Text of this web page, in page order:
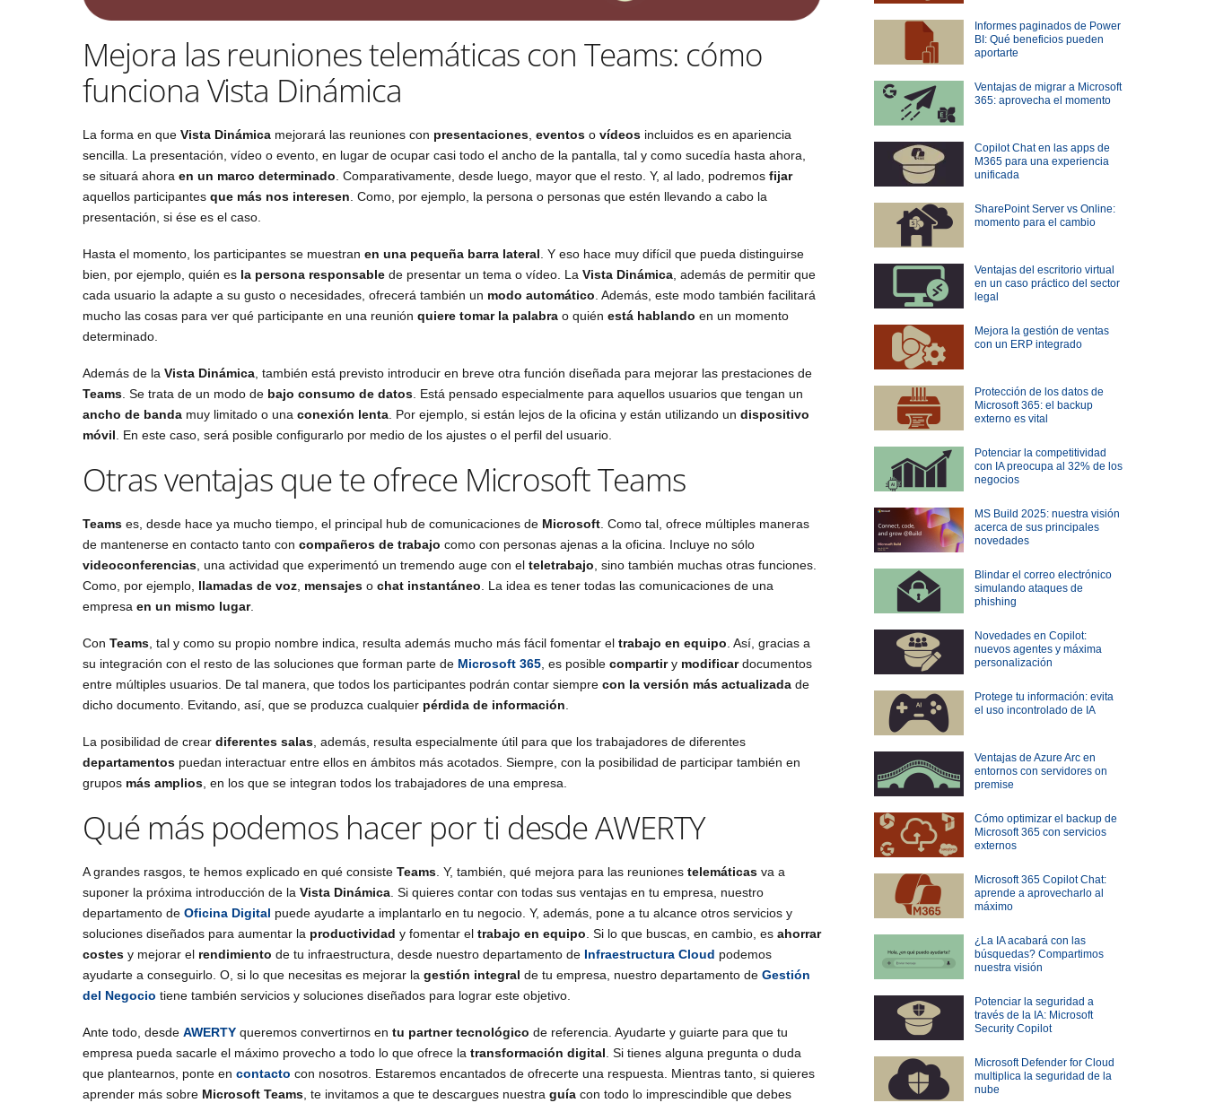
Mejora las reuniones telemáticas con Teams: cómo
funciona Vista Dinámica
La forma en que Vista Dinámica mejorará las reuniones con presentaciones eventos o vídeos incluidos es en apariencia
sencilla. La presentación, vídeo o evento, en lugar de ocupar casi todo el ancho de la pantalla, tal y como sucedía hasta ahora,
se situará ahora en un marco determinado . Comparativamente, desde luego, mayor que el resto. Y, al lado, podremos fijar
aquellos participantes que más nos interesen . Como, por ejemplo, la persona o personas que estén llevando a cabo la
presentación, si ése es el caso.
Hasta el momento, los participantes se muestran en una pequeña barra lateral . Y eso hace muy difícil que pueda distinguirse
bien, por ejemplo, quién es la persona responsable de presentar un tema o vídeo. La Vista Dinámica , además de permitir que
cada usuario la adapte a su gusto o necesidades, ofrecerá también un modo automático . Además, este modo también facilitará
mucho las cosas para ver qué participante en una reunión quiere tomar la palabra o quién está hablando en un momento
determinado.
Además de la Vista Dinámica , también está previsto introducir en breve otra función diseñada para mejorar las prestaciones de
Teams . Se trata de un modo de bajo consumo de datos . Está pensado especialmente para aquellos usuarios que tengan un
ancho de banda muy limitado o una conexión lenta . Por ejemplo, si están lejos de la oficina y están utilizando un dispositivo
móvil . En este caso, será posible configurarlo por medio de los ajustes o el perfil del usuario.
Otras ventajas que te ofrece Microsoft Teams
Teams es, desde hace ya mucho tiempo, el principal hub de comunicaciones de Microsoft . Como tal, ofrece múltiples maneras
de mantenerse en contacto tanto con compañeros de trabajo como con personas ajenas a la oficina. Incluye no sólo
videoconferencias , una actividad que experimentó un tremendo auge con el teletrabajo , sino también muchas otras funciones.
Como, por ejemplo, llamadas de voz mensajes o chat instantáneo . La idea es tener todas las comunicaciones de una
empresa en un mismo lugar.
Con Teams , tal y como su propio nombre indica, resulta además mucho más fácil fomentar el trabajo en equipo . Así, gracias a
su integración con el resto de las soluciones que forman parte de Microsoft 365 , es posible compartiry modificardocumentos
entre múltiples usuarios. De tal manera, que todos los participantes podrán contar siempre con la versión más actualizada de
dicho documento. Evitando, así, que se produzca cualquier pérdida de información
La posibilidad de crear diferentes salas , además, resulta especialmente útil para que los trabajadores de diferentes
departamentos puedan interactuar entre ellos en ámbitos más acotados. Siempre, con la posibilidad de participar también en
grupos más amplios , en los que se integran todos los trabajadores de una empresa.
Qué más podemos hacer por ti desde AWERTY
A grandes rasgos, te hemos explicado en qué consiste Teams . Y, también, qué mejora para las reuniones telemáticas va a
suponer la próxima introducción de la Vista Dinámica . Si quieres contar con todas sus ventajas en tu empresa, nuestro
departamento de Oficina Digital puede ayudarte a implantarlo en tu negocio. Y, además, pone a tu alcance otros servicios y
soluciones diseñados para aumentar la productividad y fomentar el trabajo en equipo . Si lo que buscas, en cambio, es ahorrar
costes y mejorar el rendimiento de tu infraestructura, desde nuestro departamento de Infraestructura Cloud podemos
ayudarte a conseguirlo. O, si lo que necesitas es mejorar la gestión integral de tu empresa, nuestro departamento de Gestión
del Negocio tiene también servicios y soluciones diseñados para lograr este objetivo.
Ante todo, desde AWERTY queremos convertirnos en tu partner tecnológico de referencia. Ayudarte y guiarte para que tu
empresa pueda sacarle el máximo provecho a todo lo que ofrece la transformación digital . Si tienes alguna pregunta o duda
que plantearnos, ponte en contacto con nosotros. Estaremos encantados de ofrecerte una respuesta. Mientras tanto, si quieres
aprender más sobre Microsoft Teams , te invitamos a que te descargues nuestra guía con todo lo imprescindible que debes
Informes paginados de Power
BI: Qué beneficios pueden
aportarte
Ventajas de migrar a Microsoft
365: aprovecha el momento
Copilot Chat en las apps de
M365 para una experiencia
unificada
SharePoint Server vs Online:
momento para el cambio
Ventajas del escritorio virtual
en un caso práctico del sector
legal
Mejora la gestión de ventas
con un ERP integrado
Protección de los datos de
Microsoft 365: el backup
externo es vital
Potenciar la competitividad
con IA preocupa al 32% de los
negocios
MS Build 2025: nuestra visión
acerca de sus principales
novedades
Blindar el correo electrónico
simulando ataques de
phishing
Novedades en Copilot:
nuevos agentes y máxima
personalización
Protege tu información: evita
el uso incontrolado de IA
Ventajas de Azure Arc en
entornos con servidores on
premise
Cómo optimizar el backup de
Microsoft 365 con servicios
externos
Microsoft 365 Copilot Chat:
aprende a aprovecharlo al
máximo
¿La IA acabará con las
búsquedas? Compartimos
nuestra visión
Potenciar la seguridad a
través de la IA: Microsoft
Security Copilot
Microsoft Defender for Cloud
multiplica la seguridad de la
nube